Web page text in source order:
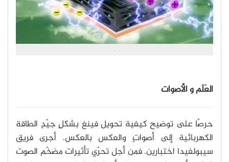
.
العَلَم و الأصوات
حرصًا على توضيح كيفية تحويل فينغ بشكلٍ جيّدٍ الطاقة
الكهربائية إلى أصواتٍ والعكس بالعكس. أجرى فريق
سيبولفيدا اختبارين. فمن أجل تحرّي تأثيرات مضخّم الصوت